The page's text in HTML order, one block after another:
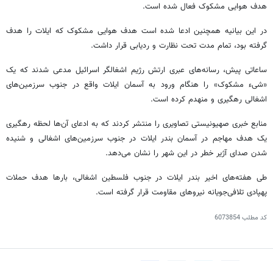
هدف هوایی مشکوک فعال شده است.
در این بیانیه همچنین ادعا شده است هدف هوایی مشکوک که ایلات را هدف
گرفته بود، تمام مدت تحت نظارت و ردیابی قرار داشت.
ساعاتی پیش، رسانه‌های عبری ارتش رژیم اشغالگر اسرائیل مدعی شدند که یک
«شیء مشکوک» را هنگام ورود به آسمان ایلات واقع در جنوب سرزمین‌های
اشغالی رهگیری و منهدم کرده است.
منابع خبری صهیونیستی تصاویری را منتشر کردند که به ادعای آن‌ها لحظه رهگیری
یک هدف مهاجم در آسمان بندر ایلات در جنوب سرزمین‌های اشغالی و شنیده
شدن صدای آژیر خطر در این شهر را نشان می‌دهد.
طی هفته‌های اخیر بندر ایلات در جنوب فلسطین اشغالی، بارها هدف حملات
پهپادی تلافی‌جویانه نیروهای مقاومت قرار گرفته است.
کد مطلب6073854